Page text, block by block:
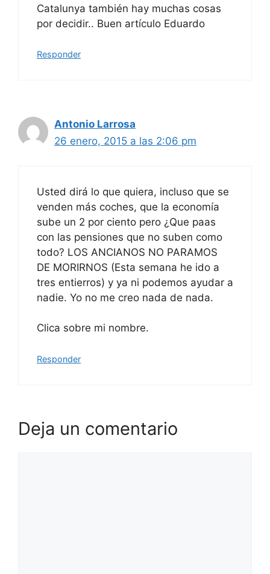
Catalunya también hay muchas cosas
por decidir.. Buen artículo Eduardo
Responder
Antonio Larrosa
26 enero, 2015 a las 2:06 pm
Usted dirá lo que quiera, incluso que se
venden más coches, que la economía
sube un 2 por ciento pero ¿Que paas
con las pensiones que no suben como
todo? LOS ANCIANOS NO PARAMOS
DE MORIRNOS (Esta semana he ido a
tres entierros) y ya ni podemos ayudar a
nadie. Yo no me creo nada de nada.
Clica sobre mi nombre.
Responder
Deja un comentario